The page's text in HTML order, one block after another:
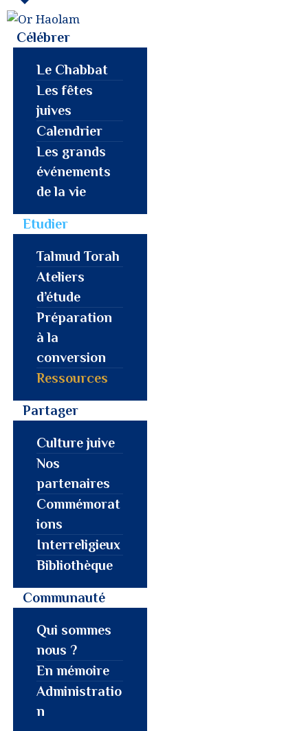
Célébrer
Le Chabbat
Les fêtes
juives
Calendrier
Les grands
événements
de la vie
Etudier
Talmud Torah
Ateliers
d’étude
Préparation
à la
conversion
Ressources
Partager
Culture juive
Nos
partenaires
Commémorat
ions
Interreligieux
Bibliothèque
Communauté
Qui sommes
nous ?
En mémoire
Administratio
n
OR HAOLAM
CÉLÉBRER
ETUDIER
PARTAGER
COMMUNAUTÉ
NOUS REJOINDRE
⚠︎ URGENCE
COMMUNAUTAIRE
DONATION
MON PROFIL